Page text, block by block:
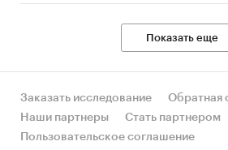
Показать еще
Заказать исследование
Обратная
Наши партнеры
Стать партнером
Пользовательское соглашение